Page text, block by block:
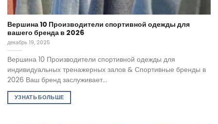
Вершина 10 Производители спортивной одежды для
вашего бренда в 2026
декабрь 19, 2025
Вершина 10 Производители спортивной одежды для
индивидуальных тренажерных залов & Спортивные бренды в
2026 Ваш бренд заслуживает...
УЗНАТЬ БОЛЬШЕ